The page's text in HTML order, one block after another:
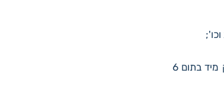
3. עובד שהתקבל לעבודה כשאין לו ביטוח פנסיוני כלשהו, יהיה זכאי לביטוח הפנסיוני המקיף במשק מיד בתום 6